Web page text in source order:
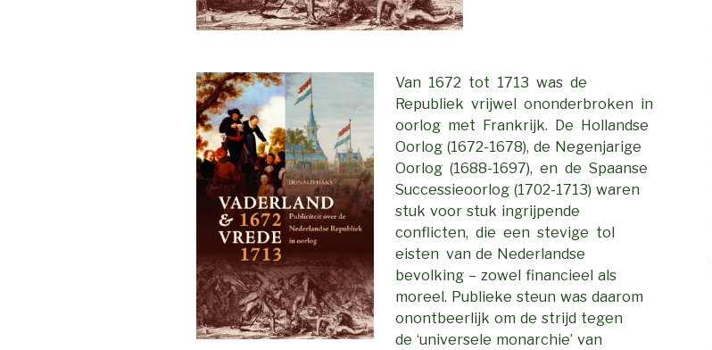
Van 1672 tot 1713 was de
Republiek vrijwel ononderbroken in
oorlog met Frankrijk. De Hollandse
Oorlog (1672-1678), de Negenjarige
Oorlog (1688-1697), en de Spaanse
Successieoorlog (1702-1713) waren
stuk voor stuk ingrijpende
conflicten, die een stevige tol
eisten van de Nederlandse
bevolking – zowel financieel als
moreel. Publieke steun was daarom
onontbeerlijk om de strijd tegen
de ‘universele monarchie’ van